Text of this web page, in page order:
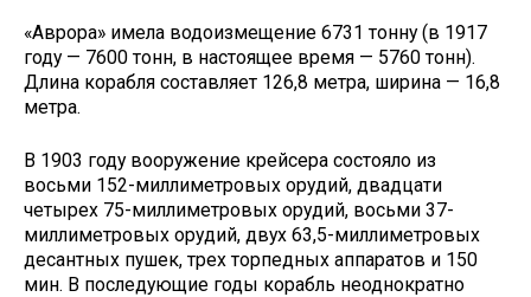
«Аврора» имела водоизмещение 6731 тонну (в 1917
году — 7600 тонн, в настоящее время — 5760 тонн).
Длина корабля составляет 126,8 метра, ширина — 16,8
метра.
В 1903 году вооружение крейсера состояло из
восьми 152-миллиметровых орудий, двадцати
четырех 75-миллиметровых орудий, восьми 37-
миллиметровых орудий, двух 63,5-миллиметровых
десантных пушек, трех торпедных аппаратов и 150
мин. В последующие годы корабль неоднократно